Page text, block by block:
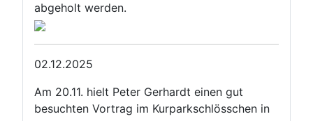
abgeholt werden.
02.12.2025
Am 20.11. hielt Peter Gerhardt einen gut
besuchten Vortrag im Kurparkschlösschen in